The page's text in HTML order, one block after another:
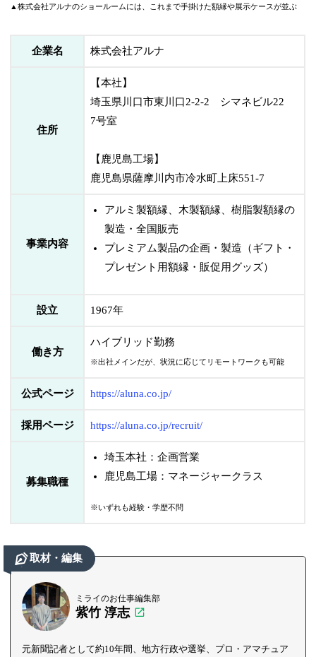
▲株式会社アルナのショールームには、これまで手掛けた額縁や展示ケースが並ぶ
企業名 株式会社アルナ
住所
【本社】
埼玉県川口市東川口2-2-2 シマネビル22
7号室
【鹿児島工場】
鹿児島県薩摩川内市冷水町上床551-7
事業内容
アルミ製額縁、木製額縁、樹脂製額縁の
製造・全国販売
プレミアム製品の企画・製造（ギフト・
プレゼント用額縁・販促用グッズ）
設立 1967年
働き方
ハイブリッド勤務
※出社メインだが、状況に応じてリモートワークも可能
公式ページ https://aluna.co.jp/
採用ページ https://aluna.co.jp/recruit/
募集職種
埼玉本社：企画営業
鹿児島工場：マネージャークラス
※いずれも経験・学歴不問
取材・編集
ミライのお仕事編集部
紫竹 淳志
元新聞記者として約10年間、地方行政や選挙、プロ・アマチュア